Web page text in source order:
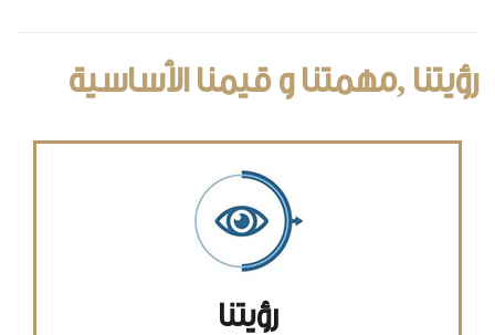
رؤيتنا ,مهمتنا و قيمنا الأساسية
رؤيتنا